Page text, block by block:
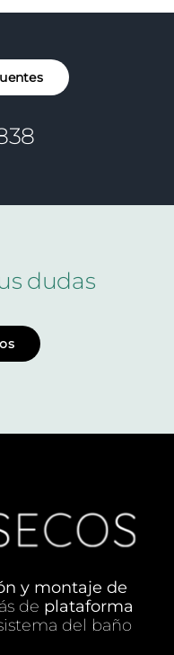
dudas
y montaje de
de plataforma
del baño